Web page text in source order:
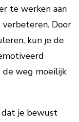
te werken aan
Door
kun je de
de weg moeilijk
dat je bewust